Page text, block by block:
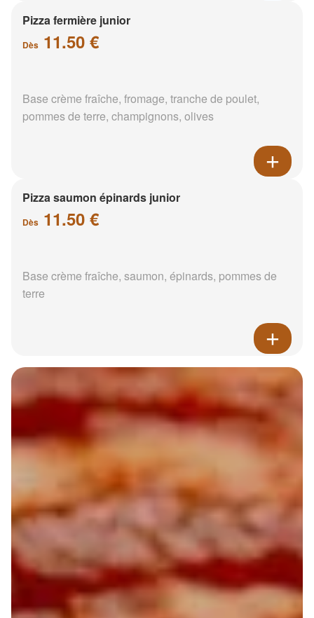
Pizza fermière junior
Dès 11.50 €
Base crème fraîche, fromage, tranche de poulet,
pommes de terre, champignons, olives
Pizza saumon épinards junior
Dès 11.50 €
Base crème fraîche, saumon, épinards, pommes de
terre